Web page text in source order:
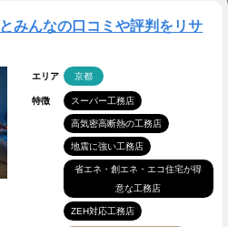
みんなの口コミや評判をリサ
エリア 京都
特徴 スーパー工務店
高気密高断熱の工務店
地震に強い工務店
省エネ・創エネ・エコ住宅が得
意な工務店
ZEH対応工務店